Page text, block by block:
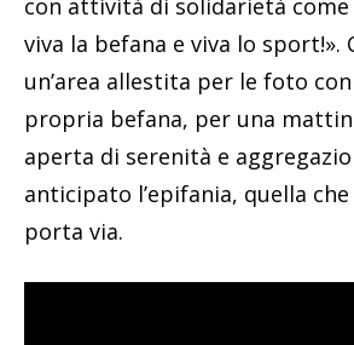
con attività di solidarietà come
viva la befana e viva lo sport!».
un’area allestita per le foto
propria befana, per una
aperta di serenità e
anticipato l’epifania, quella
porta via.